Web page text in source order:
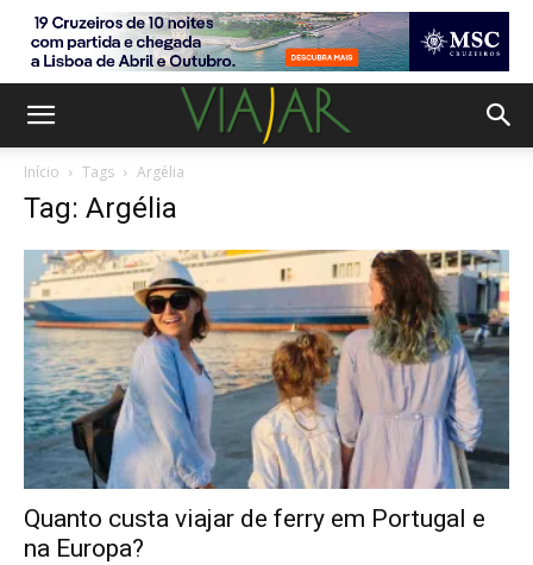
Início Tags Argélia
Tag: Argélia
Quanto custa viajar de ferry em Portugal e
na Europa?